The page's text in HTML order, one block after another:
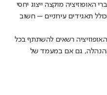
האופוזיציה מוקצה ייצוג יחסי
תאגידים עירוניים – חשוב
רשאים להשתתף בכל
ההנהלה, גם אם במעמד של